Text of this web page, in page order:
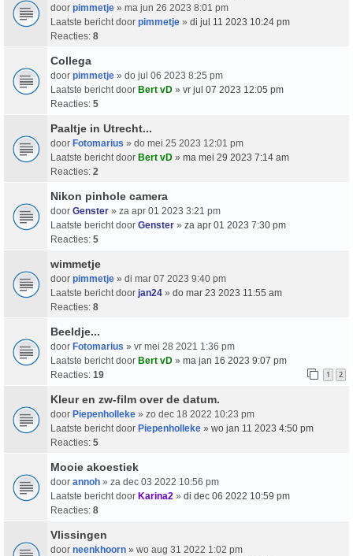
door pimmetje » ma jun 26 2023 8:01 pm
Laatste bericht door pimmetje » di jul 11 2023 10:24 pm
Reacties: 8
Collega
door pimmetje » do jul 06 2023 8:25 pm
Laatste bericht door Bert vD » vr jul 07 2023 12:05 pm
Reacties: 5
Paaltje in Utrecht...
door Fotomarius » do mei 25 2023 12:01 pm
Laatste bericht door Bert vD » ma mei 29 2023 7:14 am
Reacties: 2
Nikon pinhole camera
door Genster » za apr 01 2023 3:21 pm
Laatste bericht door Genster » za apr 01 2023 7:30 pm
Reacties: 5
wimmetje
door pimmetje » di mar 07 2023 9:40 pm
Laatste bericht door jan24 » do mar 23 2023 11:55 am
Reacties: 8
Beeldje...
door Fotomarius » vr mei 28 2021 1:36 pm
Laatste bericht door Bert vD » ma jan 16 2023 9:07 pm
Reacties: 19 1 2
Kleur en zw-film over de datum.
door Piepenholleke » zo dec 18 2022 10:23 pm
Laatste bericht door Piepenholleke » wo jan 11 2023 4:50 pm
Reacties: 5
Mooie akoestiek
door annoh » za dec 03 2022 10:56 pm
Laatste bericht door Karina2 » di dec 06 2022 10:59 pm
Reacties: 8
Vlissingen
door neenkhoorn » wo aug 31 2022 1:02 pm